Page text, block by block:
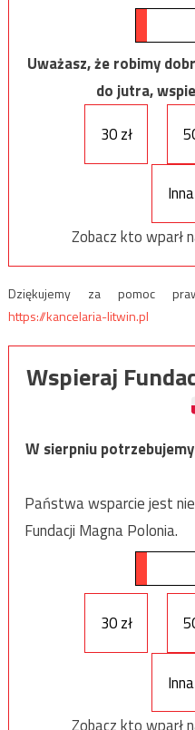
Uważasz, że robimy
do jutra,
30 zł
Zobacz kto wparł
Dziękujemy za pomoc
https://kancelaria-litwin.pl
Wspieraj
W sierpniu
Państwa wsparcie jest
Fundacji Magna Polonia.
30 zł